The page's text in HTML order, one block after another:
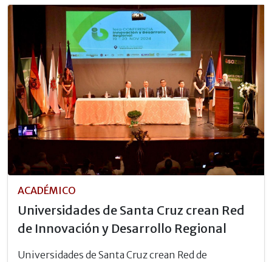
ACADÉMICO
Universidades de Santa Cruz crean Red
de Innovación y Desarrollo Regional
Universidades de Santa Cruz crean Red de